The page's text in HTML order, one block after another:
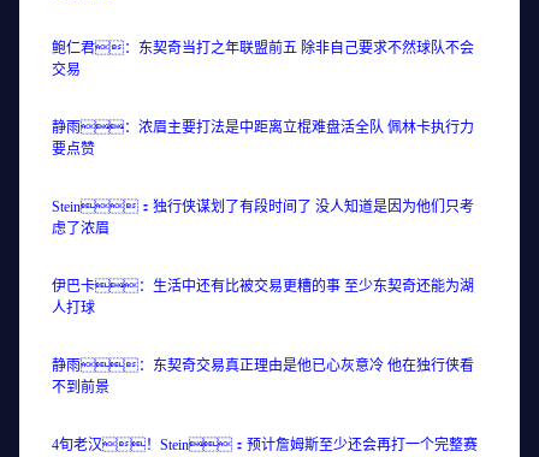
鲍仁君：东契奇当打之年联盟前五 除非自己要求不然球队不会
交易
静雨：浓眉主要打法是中距离立棍难盘活全队 佩林卡执行力
要点赞
Stein：独行侠谋划了有段时间了 没人知道是因为他们只考
虑了浓眉
伊巴卡：生活中还有比被交易更糟的事 至少东契奇还能为湖
人打球
静雨：东契奇交易真正理由是他已心灰意冷 他在独行侠看
不到前景
4旬老汉！Stein：预计詹姆斯至少还会再打一个完整赛